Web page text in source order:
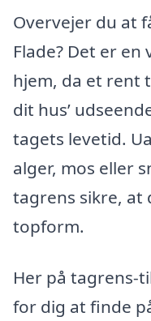
Overvejer du at
Flade? Det er
hjem, da et rent
dit hus’
tagets levetid.
alger, mos eller
tagrens sikre, at
topform.
Her på tagrens-
for dig at finde